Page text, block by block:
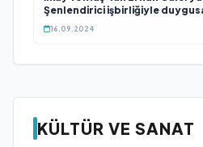
Şenlendirici işbirliğiyle
“Deliler Gibi”
16.09.2024
KÜLTÜR VE SANAT